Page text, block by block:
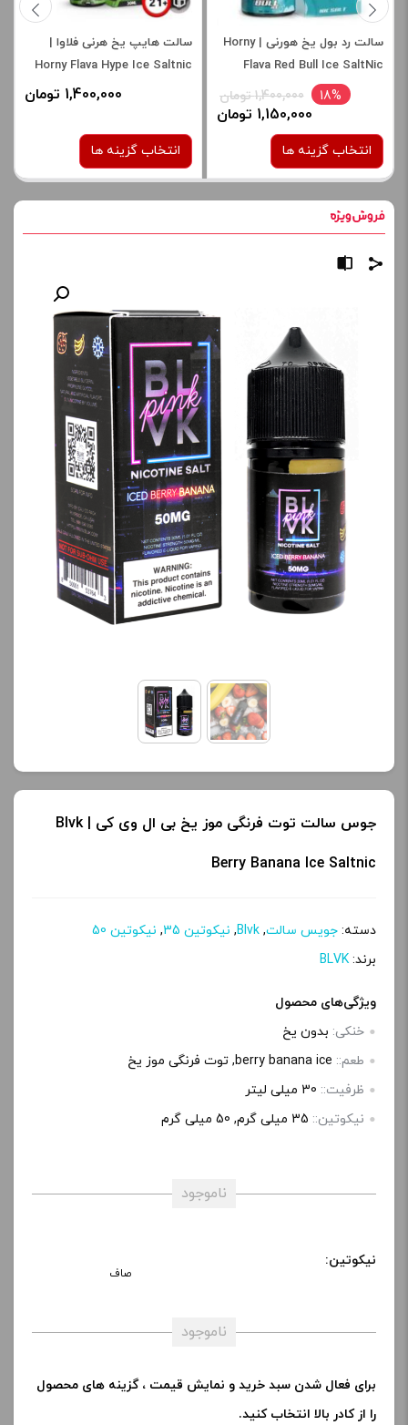
سالت رد بول یخ هورنی | Horny
Flava Red Bull Ice SaltNic
18% 1,400,000 تومان
1,150,000 تومان
انتخاب گزینه ها
نیکوتین:
برای فعال شدن سبد خرید و
نمایش قیمت ، گزینه های
محصول را از کادر بالا انتخاب
آخرین بروزرسانی
قیمت: 21 ساعت پیش
تمامی قیمت ها بروز
هستند.
افزودن به سبد خرید
ی
سالت هایپ یخ هرنی فلاوا |
Horny Flava Hype Ice Saltnic
1,400,000 تومان
انتخاب گزینه ها
برای فعال شدن سبد خرید و
نمایش قیمت ، گزینه های
محصول را از کادر بالا انتخاب
کنید.
آخرین بروزرسانی
قیمت: 19 ساعت پیش
تمامی قیمت ها بروز
هستند.
افزودن به سبد خرید
جوس سالت توت فرنگی موز یخ بی ال وی کی | Blvk
Berry Banana Ice Saltnic
دسته: جویس سالت,
Blvk
, نیکوتین 35 , نیکوتین 50
برند: BLVK
ویژگی‌های محصول
خنکی: بدون یخ
طعم:: berry banana ice, توت فرنگی موز یخ
ظرفیت:: 30 میلی‌ لیتر
نیکوتین:: 35 میلی‌ گرم, 50 میلی گرم
ناموجود
نیکوتین:
صاف
ناموجود
برای فعال شدن سبد خرید و نمایش قیمت ، گزینه های محصول
را از کادر بالا انتخاب کنید.